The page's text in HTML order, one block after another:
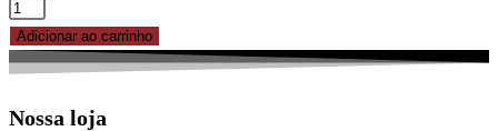
GLITTER
PARA
DECORAÇÃO
5G
Adicionar ao carrinho
Nossa loja